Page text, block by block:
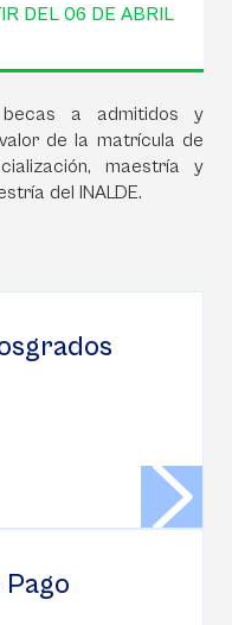
DEL 06 DE ABRIL
a admitidos y
de la matrícula de
maestría y
del INALDE.